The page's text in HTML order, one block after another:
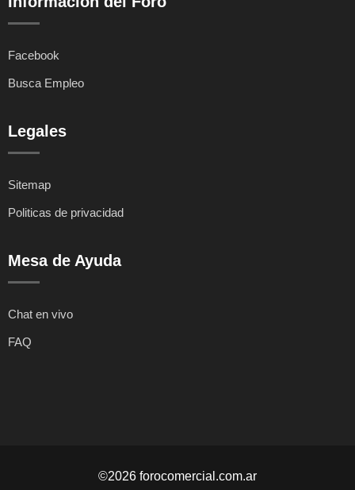
Facebook
Busca Empleo
Legales
Sitemap
Politicas de privacidad
Mesa de Ayuda
Chat en vivo
FAQ
©2026 forocomercial.com.ar